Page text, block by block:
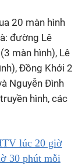
20 màn hình
đường Lê
màn hình), Lê
Đồng Khởi 2
Nguyễn Đình
hình, các
lúc 20 giờ
30 phút mỗi